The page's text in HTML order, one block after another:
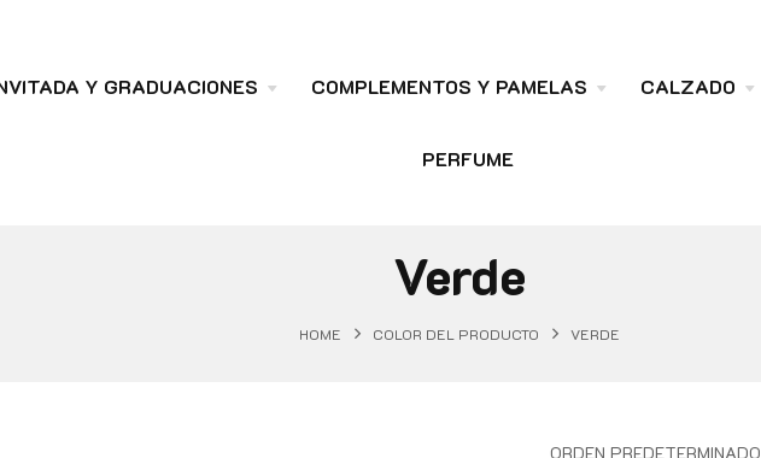
Y GRADUACIONES COMPLEMENTOS Y PAMELAS CALZADO
PERFUME
Verde
HOME COLOR DEL PRODUCTO VERDE
ORDEN PREDETERMINADO